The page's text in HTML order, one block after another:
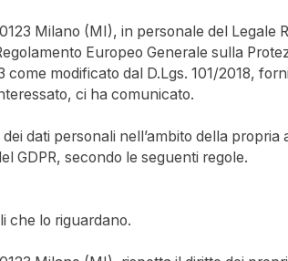
Milano (MI), in personale del Legale
Europeo Generale sulla
modificato dal D.Lgs. 101/2018,
ci ha comunicato.
dati personali nell’ambito della
GDPR, secondo le seguenti regole.
che lo riguardano.